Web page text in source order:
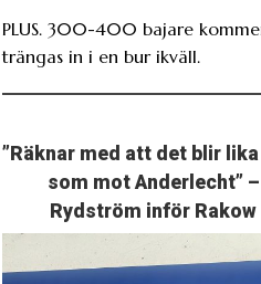
PLUS. 300-400 bajare
trängas in i en bur ikväll.
”Räknar med att det blir
som mot Anderlecht” –
Rydström inför Rakow